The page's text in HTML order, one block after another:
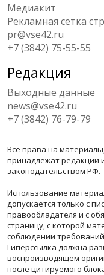
Медиакит
Рекламная сетка
pr@vse42.ru
+7 (3842) 75-55-55
Редакция
Выходные данные
news@vse42.ru
+7 (3842) 76-79-79
Все права на
принадлежат редакции
законодательством РФ.
Использование
допускается только с
правообладателя и с
страницу, с которой
соблюдении требований
Гиперссылка должна
воспроизводящем
после цитируемого